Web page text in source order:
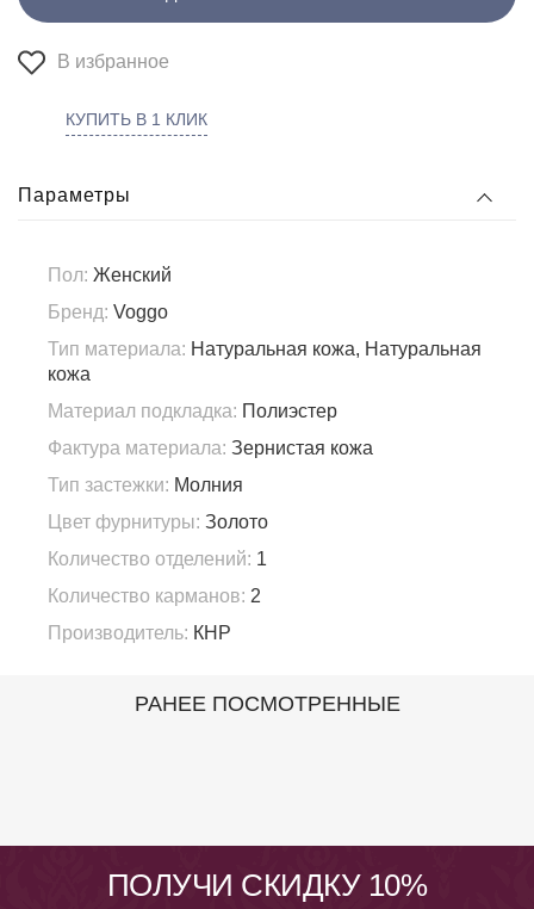
В избранное
КУПИТЬ В 1 КЛИК
Параметры
Пол: Женский
Бренд: Voggo
Тип материала: Натуральная кожа, Натуральная
кожа
Материал подкладка: Полиэстер
Фактура материала: Зернистая кожа
Тип застежки: Молния
Цвет фурнитуры: Золото
Количество отделений: 1
Количество карманов: 2
Производитель: КНР
РАНЕЕ ПОСМОТРЕННЫЕ
ПОЛУЧИ СКИДКУ 10%